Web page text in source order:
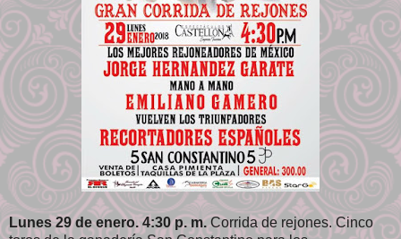
Lunes 29 de enero. 4:30 p. m.Corrida de rejones. Cinco